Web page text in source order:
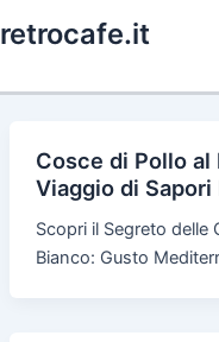
to
retrocafe.it
Cosce di Pollo al
Viaggio di
Scopri il Segreto delle
Bianco: Gusto